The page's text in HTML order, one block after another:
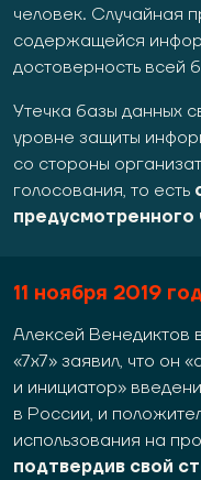
человек. Случайная
содержащейся
достоверность всей
Утечка базы данных
уровне защиты
со стороны
голосования, то есть
предусмотренного
11 ноября 2019
Алексей Венедиктов
«7х7» заявил, что он
и инициатор»
в России, и
использования на
подтвердив свой